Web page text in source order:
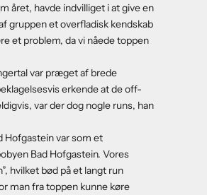
året, havde indvilliget i at give en
gruppen et overfladisk kendskab
et problem, da vi nåede toppen
var præget af brede
erkende at de off-
var der dog nogle runs, han
Hofgastein var som et
Bad Hofgastein. Vores
hvilket bød på et langt run
man fra toppen kunne køre